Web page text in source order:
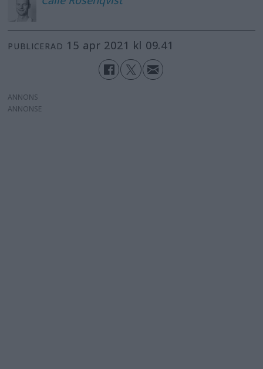
PUBLICERAD 15 apr 2021 kl 09.41
ANNONS